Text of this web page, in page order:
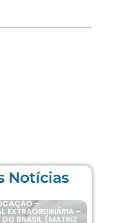
Notícias
–
EXTRAORDINÁRIA –
BRASIL (MATRIZ